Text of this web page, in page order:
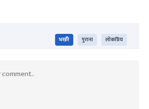
भर्खरै पुराना लोकप्रिय